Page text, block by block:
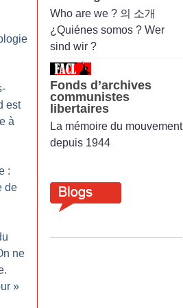
est
à
:
de
ne
»
Who are we ? 의 소개
¿Quiénes somos ? Wer
sind wir ?
Fonds d’archives
communistes
libertaires
La mémoire du mouvement
depuis 1944